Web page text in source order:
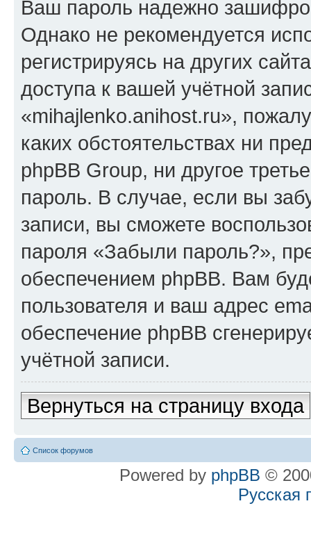
Ваш пароль надежно
Однако не рекомендуется
регистрируясь на других
доступа к вашей учётной
«mihajlenko.anihost.ru»,
каких обстоятельствах ни
phpBB Group, ни другое
пароль. В случае, если вы
записи, вы сможете
пароля «Забыли пароль?»,
обеспечением phpBB. Вам
пользователя и ваш адрес
обеспечение phpBB
учётной записи.
Вернуться на страницу входа
Список форумов
Powered by phpBB ©
Русская